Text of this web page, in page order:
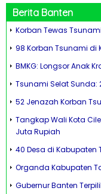
Berita Banten
Korban Tewas
98 Korban Tsunami di
BMKG: Longsor Anak
Tsunami Selat Sunda:
52 Jenazah Korban
Tangkap Wali Kota
Juta Rupiah
40 Desa di
Organda Kabupaten
Gubernur Banten